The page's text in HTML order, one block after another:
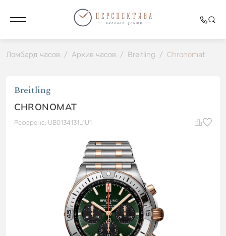
Ломбард часов / Архив часов / Breitling / Chronomat
Breitling
CHRONOMAT
Референс: UB0134131L1U1